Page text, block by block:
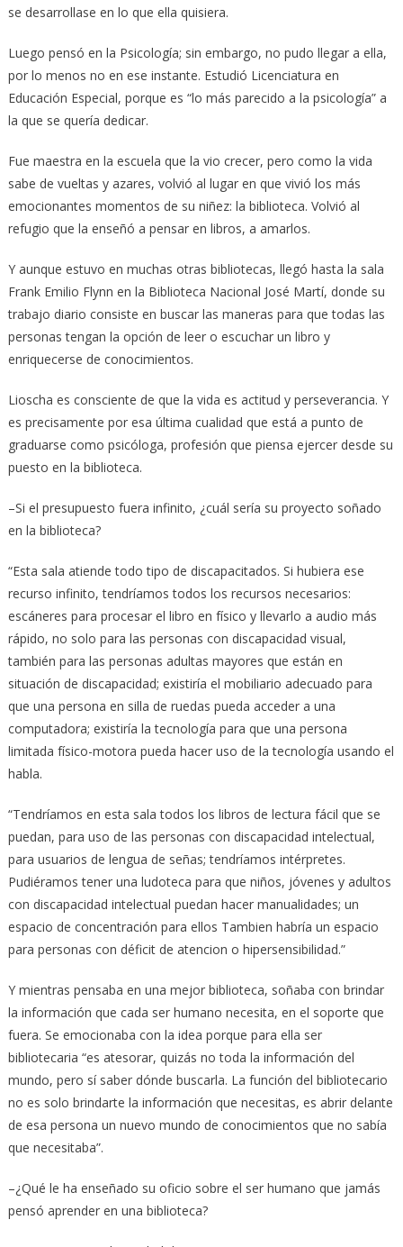
se desarrollase en lo que ella quisiera.
Luego pensó en la Psicología; sin embargo, no pudo llegar a ella,
por lo menos no en ese instante. Estudió Licenciatura en
Educación Especial, porque es “lo más parecido a la psicología” a
la que se quería dedicar.
Fue maestra en la escuela que la vio crecer, pero como la vida
sabe de vueltas y azares, volvió al lugar en que vivió los más
emocionantes momentos de su niñez: la biblioteca. Volvió al
refugio que la enseñó a pensar en libros, a amarlos.
Y aunque estuvo en muchas otras bibliotecas, llegó hasta la sala
Frank Emilio Flynn en la Biblioteca Nacional José Martí, donde su
trabajo diario consiste en buscar las maneras para que todas las
personas tengan la opción de leer o escuchar un libro y
enriquecerse de conocimientos.
Lioscha es consciente de que la vida es actitud y perseverancia. Y
es precisamente por esa última cualidad que está a punto de
graduarse como psicóloga, profesión que piensa ejercer desde su
puesto en la biblioteca.
–Si el presupuesto fuera infinito, ¿cuál sería su proyecto soñado
en la biblioteca?
“Esta sala atiende todo tipo de discapacitados. Si hubiera ese
recurso infinito, tendríamos todos los recursos necesarios:
escáneres para procesar el libro en físico y llevarlo a audio más
rápido, no solo para las personas con discapacidad visual,
también para las personas adultas mayores que están en
situación de discapacidad; existiría el mobiliario adecuado para
que una persona en silla de ruedas pueda acceder a una
computadora; existiría la tecnología para que una persona
limitada físico-motora pueda hacer uso de la tecnología usando el
habla.
“Tendríamos en esta sala todos los libros de lectura fácil que se
puedan, para uso de las personas con discapacidad intelectual,
para usuarios de lengua de señas; tendríamos intérpretes.
Pudiéramos tener una ludoteca para que niños, jóvenes y adultos
con discapacidad intelectual puedan hacer manualidades; un
espacio de concentración para ellos Tambien habría un espacio
para personas con déficit de atencion o hipersensibilidad.”
Y mientras pensaba en una mejor biblioteca, soñaba con brindar
la información que cada ser humano necesita, en el soporte que
fuera. Se emocionaba con la idea porque para ella ser
bibliotecaria “es atesorar, quizás no toda la información del
mundo, pero sí saber dónde buscarla. La función del bibliotecario
no es solo brindarte la información que necesitas, es abrir delante
de esa persona un nuevo mundo de conocimientos que no sabía
que necesitaba”.
–¿Qué le ha enseñado su oficio sobre el ser humano que jamás
pensó aprender en una biblioteca?